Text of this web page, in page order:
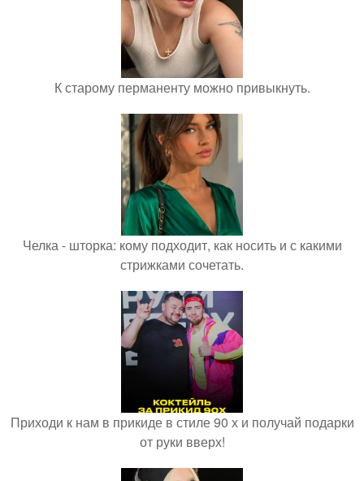
К старому перманенту можно привыкнуть.
Челка - шторка: кому подходит, как носить и с какими
стрижками сочетать.
Приходи к нам в прикиде в стиле 90 х и получай подарки
от руки вверх!